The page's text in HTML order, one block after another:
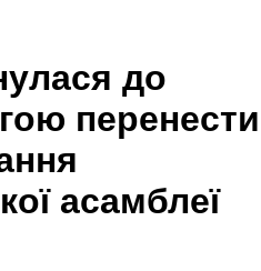
до
перенести
асамблеї